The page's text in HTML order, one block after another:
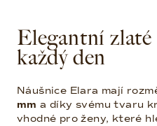
Elegantní
každý den
Náušnice Elara mají
mm a díky svému tvaru
vhodné pro ženy, které